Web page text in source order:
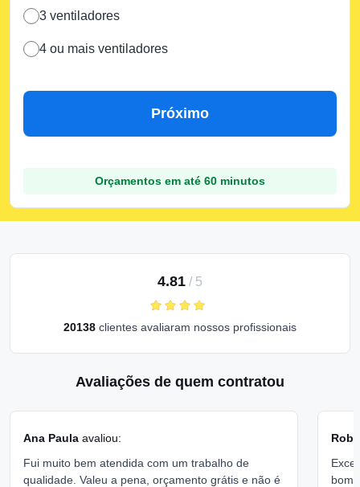
3 ventiladores
4 ou mais ventiladores
Próximo
Orçamentos em até 60 minutos
4.81 / 5
20138 clientes avaliaram nossos profissionais
Avaliações de quem contratou
Ana Paula avaliou:
Fui muito bem atendida com um trabalho de
qualidade. Valeu a pena, orçamento grátis e não é
bom